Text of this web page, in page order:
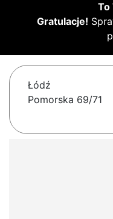
To
Gratulacje!
Łódź
Pomorska 69/71